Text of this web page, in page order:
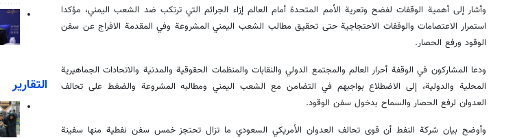
وأشار إلى أهمية الوقفات لفضح وتعرية الأمم المتحدة أمام العالم إزاء الجرائم التي ترتكب ضد الشعب اليمني، مؤكدا
استمرار الاعتصامات والوقفات الاحتجاجية حتى تحقيق مطالب الشعب اليمني المشروعة وفي المقدمة الافراج عن سفن
الوقود ورفع الحصار.
ودعا المشاركون في الوقفة أحرار العالم والمجتمع الدولي والنقابات والمنظمات الحقوقية والمدنية والاتحادات الجماهيرية
المحلية والدولية، إلى الاضطلاع بواجبهم في التضامن مع الشعب اليمني ومطالبه المشروعة والضغط على تحالف
العدوان لرفع الحصار والسماح بدخول سفن الوقود.
وأوضح بيان شركة النفط أن قوى تحالف العدوان الأمريكي السعودي ما تزال تحتجز خمس سفن نفطية منها سفينة
التقارير